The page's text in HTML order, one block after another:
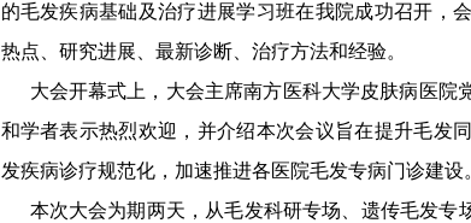
的毛发疾病基础及治疗进展学习班在我院成功召开，
热点、研究进展、最新诊断、治疗方法和经验。
大会开幕式上，大会主席南方医科大学皮肤病医
和学者表示热烈欢迎，并介绍本次会议旨在提升毛发
发疾病诊疗规范化，加速推进各医院毛发专病门诊建设
本次大会为期两天，从毛发科研专场、遗传毛发专